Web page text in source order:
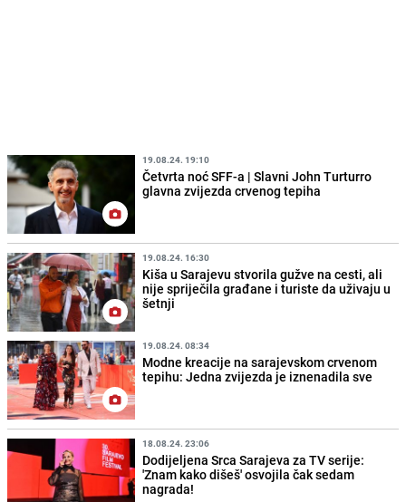
19.08.24. 19:10
Četvrta noć SFF-a | Slavni John Turturro
glavna zvijezda crvenog tepiha
19.08.24. 16:30
Kiša u Sarajevu stvorila gužve na cesti, ali
nije spriječila građane i turiste da uživaju u
šetnji
19.08.24. 08:34
Modne kreacije na sarajevskom crvenom
tepihu: Jedna zvijezda je iznenadila sve
18.08.24. 23:06
Dodijeljena Srca Sarajeva za TV serije:
'Znam kako dišeš' osvojila čak sedam
nagrada!